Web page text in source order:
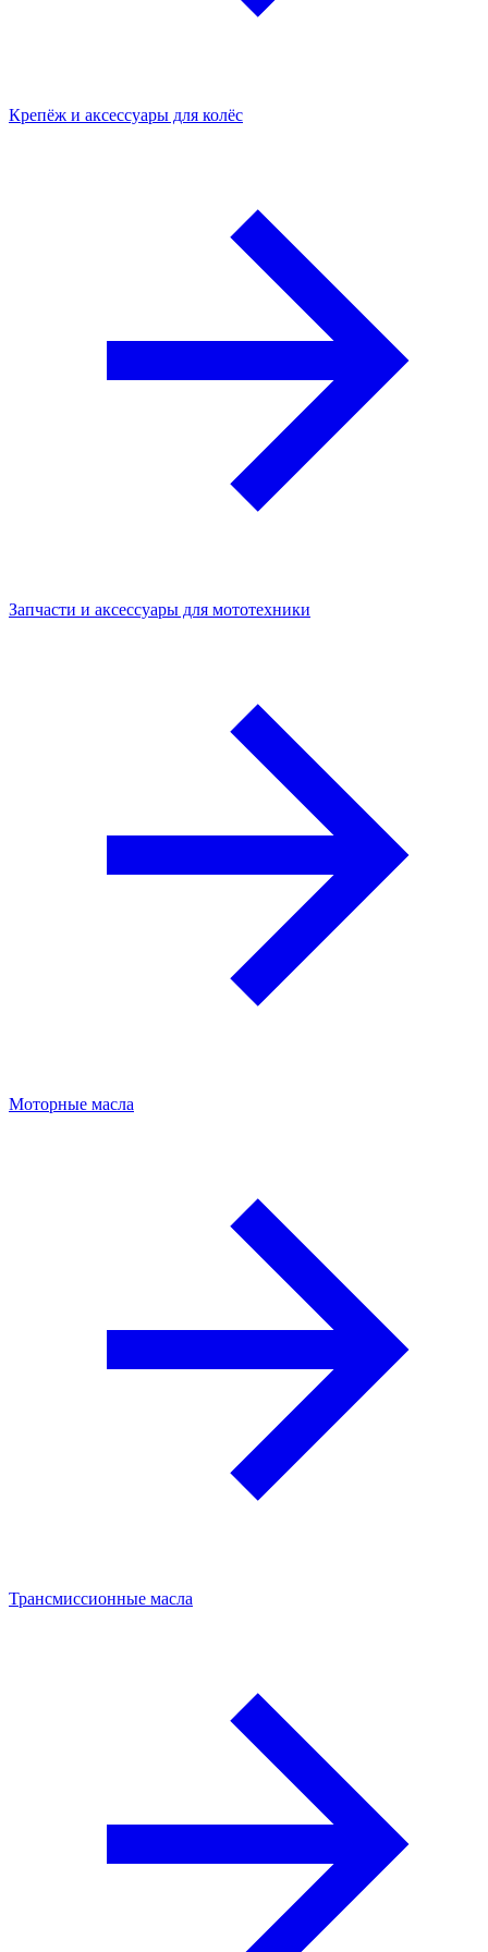
Крепёж и аксессуары для колёс
Запчасти и аксессуары для мототехники
Моторные масла
Трансмиссионные масла